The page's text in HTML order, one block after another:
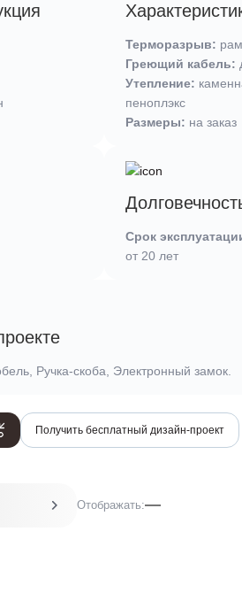
Терморазрыв:
Греющий кабель:
Утепление:
пеноплэкс
Размеры: на заказ
Срок
от 20 лет
Ручка-скоба, Электронный замок.
Получить бесплатный дизайн-проект
2 Отображать: